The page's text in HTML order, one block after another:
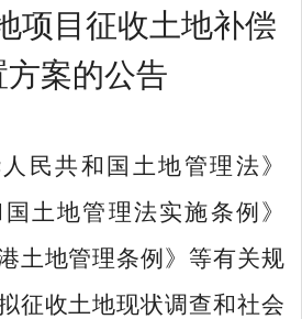
项目征收土地补偿
方案的公告
民共和国土地管理法》
土地管理法实施条例》
土地管理条例》等有关规
征收土地现状调查和社会